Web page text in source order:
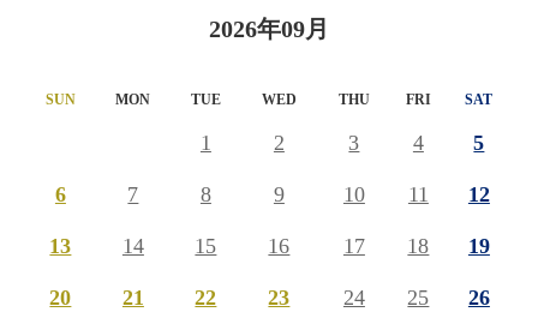
2026年09月
SUN MON TUE WED THU FRI SAT
1 2 3 4
5
6
7 8 9 10 11
12
13
14 15 16 17 18
19
20
21 22 23 24 25
26